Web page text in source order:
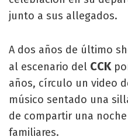
junto a sus allegados.
A dos años de último
al escenario del CCK
años, círculo un video
músico sentado una
de compartir una
familiares.